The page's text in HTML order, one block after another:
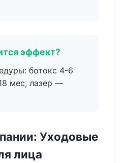
эффект?
ботокс 4-6
мес, лазер —
Уходовые
лица